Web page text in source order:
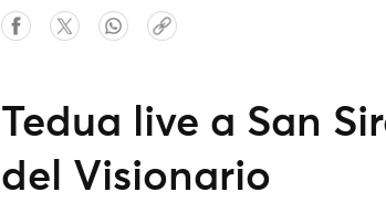
Tedua live a San
del Visionario